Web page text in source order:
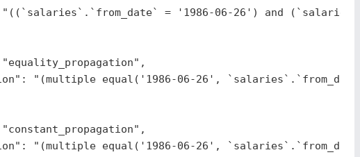
"((`salaries`.`from_date` = '1986-06-26') and
"equality_propagation" ,
:
"(multiple equal('1986-06-26',
"constant_propagation" ,
:
"(multiple equal('1986-06-26',